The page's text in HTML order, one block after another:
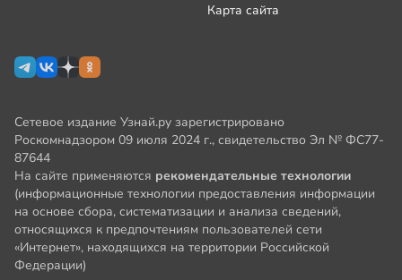
Карта сайта
Сетевое издание Узнай.ру зарегистрировано
Роскомнадзором 09 июля 2024 г., свидетельство Эл № ФС77-
87644
На сайте применяются рекомендательные технологии
(информационные технологии предоставления информации
на основе сбора, систематизации и анализа сведений,
относящихся к предпочтениям пользователей сети
«Интернет», находящихся на территории Российской
Федерации)